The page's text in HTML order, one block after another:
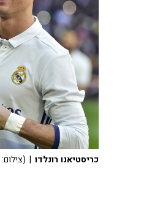
כריסטיאנו רונלדו | (צילום: GERARD JULIEN, AFP)